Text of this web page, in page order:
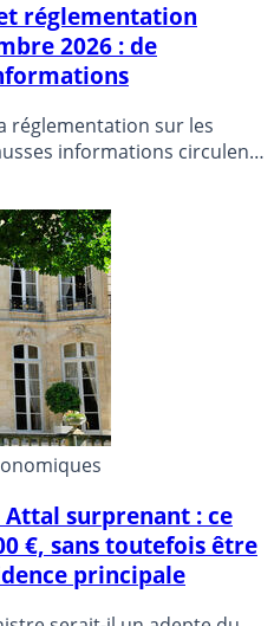
réglementation
2026 : de
réglementation sur les
informations circulent
Détails.
surprenant : ce
€, sans toutefois être
principale